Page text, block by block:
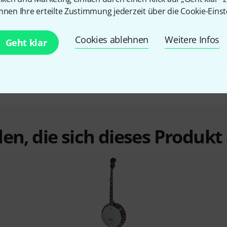
Ihre erteilte Zustimmung jederzeit über die Cookie-
Geht klar Cookies ablehnen Weitere Infos
159 €
die sich dieses